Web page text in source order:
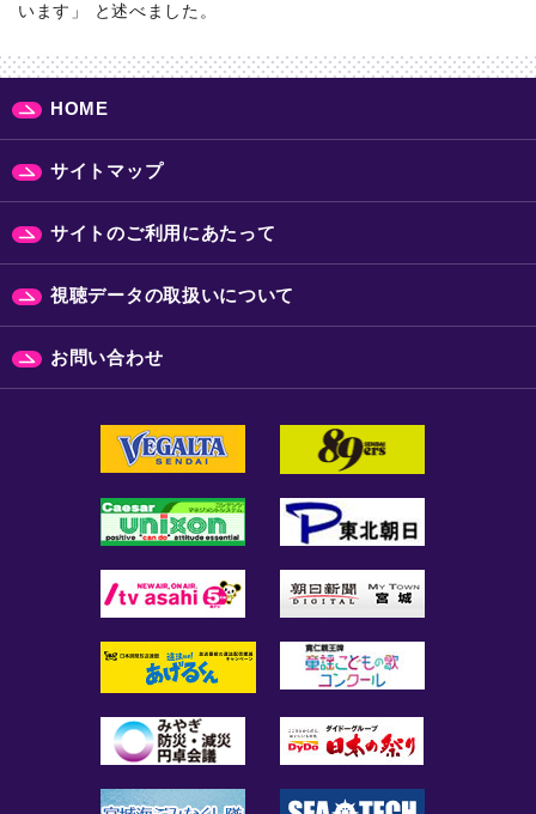
います」 と述べました。
HOME
サイトマップ
サイトのご利用にあたって
視聴データの取扱いについて
お問い合わせ